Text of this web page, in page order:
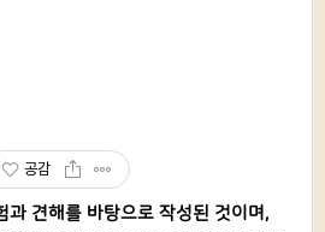
공감
과 견해를 바탕으로 작성된 것이며,